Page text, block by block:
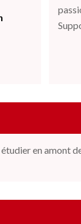
en amont